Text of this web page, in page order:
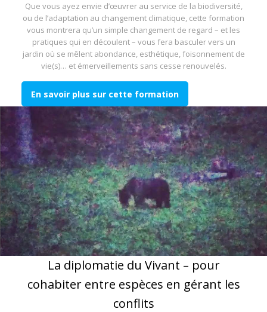
Que vous ayez envie d’œuvrer au service de la biodiversité,
ou de l’adaptation au changement climatique, cette formation
vous montrera qu’un simple changement de regard – et les
pratiques qui en découlent – vous fera basculer vers un
jardin où se mêlent abondance, esthétique, foisonnement de
vie(s)… et émerveillements sans cesse renouvelés.
En savoir plus sur cette formation
La diplomatie du Vivant – pour
cohabiter entre espèces en gérant les
conflits